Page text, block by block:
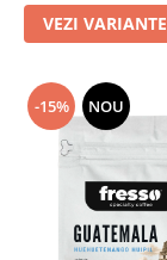
VEZI VARIANTE
-15% NOU